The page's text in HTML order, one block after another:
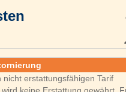
nicht erstattungsfähigen Tarif
keine Erstattung gewährt.